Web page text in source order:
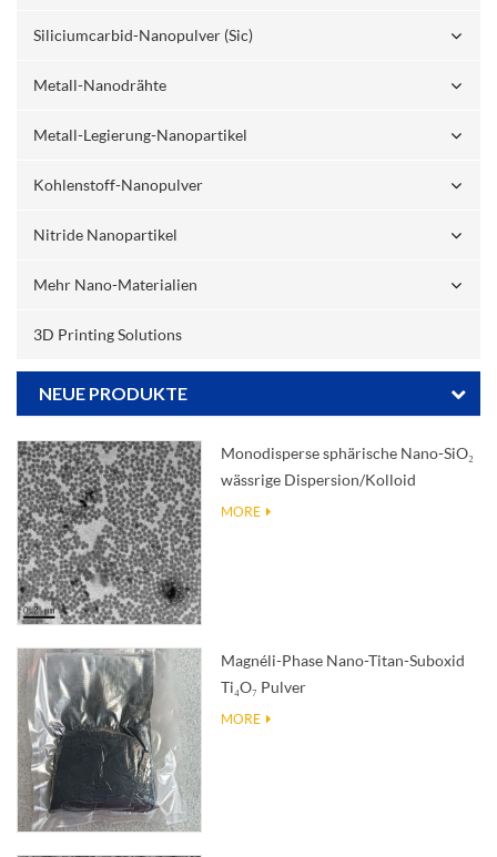
Siliciumcarbid-Nanopulver (sic)
Metall-Nanodrähte
Metall-Legierung-Nanopartikel
Kohlenstoff-Nanopulver
Nitride Nanopartikel
Mehr Nano-Materialien
3D Printing Solutions
NEUE PRODUKTE
Monodisperse sphärische Nano-SiO₂
wässrige Dispersion/Kolloid
MORE
Magnéli-Phase Nano-Titan-Suboxid
Ti₄O₇ Pulver
MORE